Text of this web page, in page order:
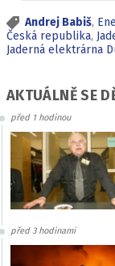
Andrej Babiš,
Česká republika,
Jaderná elektrárna
AKTUÁLNĚ SE
před 1 hodinou
před 3 hodinami